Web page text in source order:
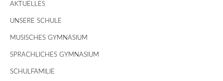
AKTUELLES
UNSERE SCHULE
MUSISCHES GYMNASIUM
SPRACHLICHES GYMNASIUM
SCHULFAMILIE